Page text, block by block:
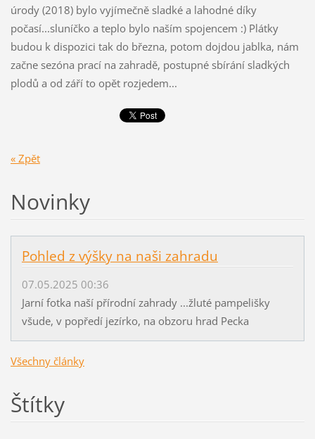
úrody (2018) bylo vyjímečně sladké a lahodné díky
počasí...sluníčko a teplo bylo naším spojencem :) Plátky
budou k dispozici tak do března, potom dojdou jablka, nám
začne sezóna prací na zahradě, postupné sbírání sladkých
plodů a od září to opět rozjedem...
« Zpět
Novinky
Pohled z výšky na naši zahradu
07.05.2025 00:36
Jarní fotka naší přírodní zahrady ...žluté pampelišky
všude, v popředí jezírko, na obzoru hrad Pecka
Všechny články
Štítky